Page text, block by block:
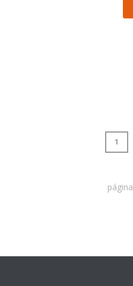
1
página